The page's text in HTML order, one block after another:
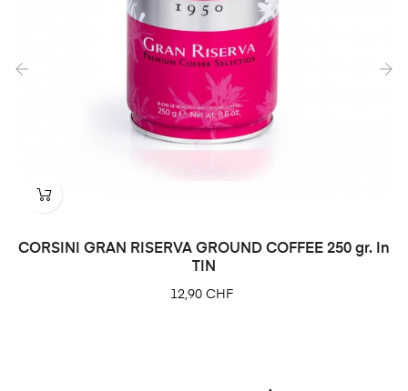
CORSINI GRAN RISERVA GROUND COFFEE 250 gr. In
TIN
Prix
12,90 CHF